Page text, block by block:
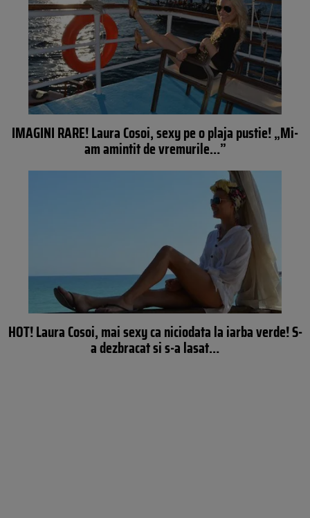
IMAGINI RARE! Laura Cosoi, sexy pe o plaja pustie! „Mi-
am amintit de vremurile…”
HOT! Laura Cosoi, mai sexy ca niciodata la iarba verde! S-
a dezbracat si s-a lasat…